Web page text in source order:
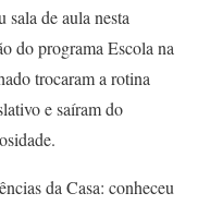
de aula nesta
do programa Escola na
trocaram a rotina
e saíram do
da Casa: conheceu